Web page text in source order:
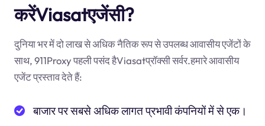
करेंViasatएजेंसी?
दुनिया भर में दो लाख से अधिक नैतिक रूप से उपलब्ध आवासीय एजेंटों के
साथ, 911Proxy पहली पसंद हैViasatप्रॉक्सी सर्वर.हमारे आवासीय
एजेंट प्रस्ताव देते हैं:
बाजार पर सबसे अधिक लागत प्रभावी कंपनियों में से एक।